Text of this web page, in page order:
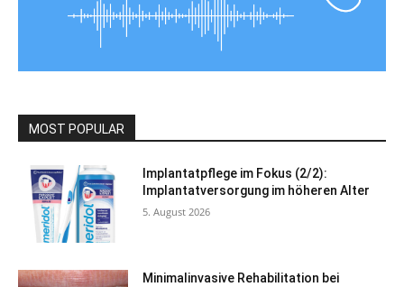
MOST POPULAR
Implantatpflege im Fokus (2/2):
Implantatversorgung im höheren Alter
5. August 2026
Minimalinvasive Rehabilitation bei